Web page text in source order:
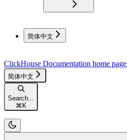
简体中文
ClickHouse Documentation home page
简体中文
Search...
⌘ K